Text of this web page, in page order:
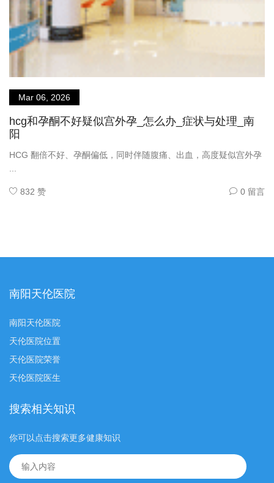
Mar 06, 2026
hcg和孕酮不好疑似宫外孕_怎么办_症状与处理_南
阳
HCG 翻倍不好、孕酮偏低，同时伴随腹痛、出血，高度疑似宫外孕
832 赞 0 留言
南阳天伦医院
南阳天伦医院
天伦医院位置
天伦医院荣誉
天伦医院医生
搜索相关知识
你可以点击搜索更多健康知识